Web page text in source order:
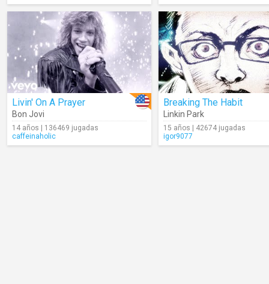
Livin' On A Prayer
Bon Jovi
14 años | 136469 jugadas
caffeinaholic
Breaking The Habit
Linkin Park
15 años | 42674 jugadas
igor9077